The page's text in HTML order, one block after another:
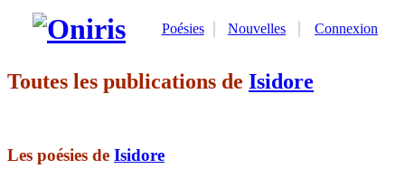
Poésies Nouvelles Connexion
Toutes les publications de Isidore
Les poésies de Isidore